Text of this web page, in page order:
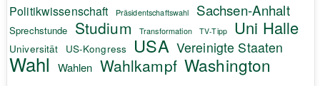
Politikwissenschaft Präsidentschaftswahl Sachsen-Anhalt
Sprechstunde Studium Transformation TV-Tipp Uni Halle
Universität US-Kongress USA Vereinigte Staaten
Wahl Wahlen Wahlkampf Washington